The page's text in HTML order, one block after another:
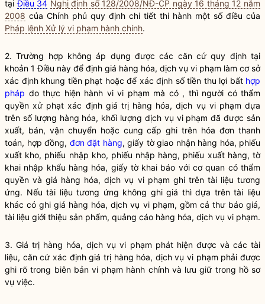
tạiĐiều 34 Nghị định số 128/2008/NĐ-CP ngày 16 tháng 12 năm
2008 của Chính phủ quy định chi tiết thi hành một số điều của
Pháp lệnh Xử lý vi phạm hành chính.
2. Trường hợp không áp dụng được các căn cứ quy định tại
khoản 1 Điều này để định giá hàng hóa, dịch vụ vi phạm làm cơ sở
xác định khung tiền phạt hoặc để xác định số tiền thu lợi bất hợp
pháp do thực hiện hành vi vi phạm mà có , thì người có thẩm
quyền xử phạt xác định giá trị hàng hóa, dịch vụ vi phạm dựa
trên số lượng hàng hóa, khối lượng dịch vụ vi phạm đã được sản
xuất, bán, vận chuyển hoặc cung cấp ghi trên hóa đơn thanh
toán, hợp đồng, đơn đặt hàng, giấy tờ giao nhận hàng hóa, phiếu
xuất kho, phiếu nhập kho, phiếu nhập hàng, phiếu xuất hàng, tờ
khai nhập khẩu hàng hóa, giấy tờ khai báo với cơ quan có thẩm
quyền và giá hàng hóa, dịch vụ vi phạm ghi trên tài liệu tương
ứng. Nếu tài liệu tương ứng không ghi giá thì dựa trên tài liệu
khác có ghi giá hàng hóa, dịch vụ vi phạm, gồm cả thư báo giá,
tài liệu giới thiệu sản phẩm, quảng cáo hàng hóa, dịch vụ vi phạm.
3. Giá trị hàng hóa, dịch vụ vi phạm phát hiện được và các tài
liệu, căn cứ xác định giá trị hàng hóa, dịch vụ vi phạm phải được
ghi rõ trong biên bản vi phạm hành chính và lưu giữ trong hồ sơ
vụ việc.